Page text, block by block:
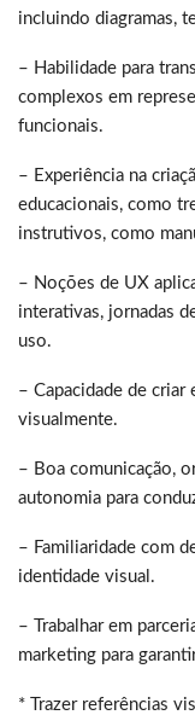
incluindo diagramas,
– Habilidade para
complexos em
funcionais.
– Experiência na
educacionais, como
instrutivos, como
– Noções de UX
interativas, jornadas
uso.
– Capacidade de criar
visualmente.
– Boa comunicação,
autonomia para
– Familiaridade com
identidade visual.
– Trabalhar em
marketing para
* Trazer referências